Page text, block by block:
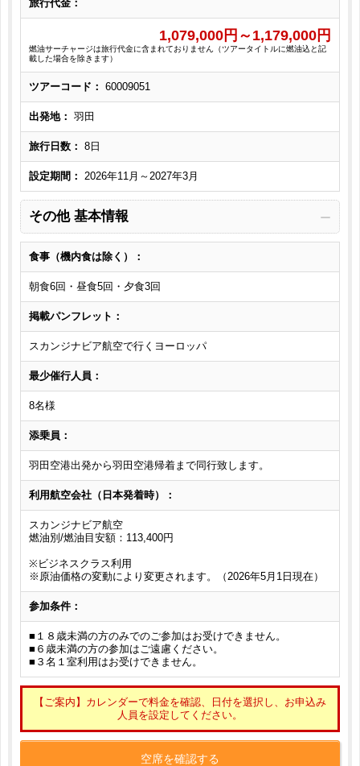
旅行代金：
1,079,000 円～ 1,179,000 円
燃油サーチャージは旅行代金に含まれておりません（ツアータイトルに燃油込と記
載した場合を除きます）
ツアーコード： 60009051
出発地： 羽田
旅行日数： 8日
設定期間： 2026年11月～2027年3月
その他 基本情報
食事（機内食は除く）：
朝食6回・昼食5回・夕食3回
掲載パンフレット：
スカンジナビア航空で行くヨーロッパ
最少催行人員：
8名様
添乗員：
羽田空港出発から羽田空港帰着まで同行致します。
利用航空会社（日本発着時）：
スカンジナビア航空
燃油別/燃油目安額：113,400円
※ビジネスクラス利用
※原油価格の変動により変更されます。（2026年5月1日現在）
参加条件：
■１８歳未満の方のみでのご参加はお受けできません。
■６歳未満の方の参加はご遠慮ください。
■３名１室利用はお受けできません。
【ご案内】カレンダーで料金を確認、日付を選択し、お申込み
人員を設定してください。
空席を確認する